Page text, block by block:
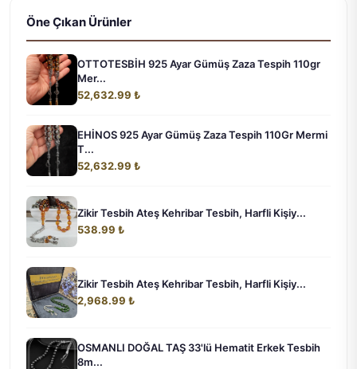
Öne Çıkan Ürünler
OTTOTESBİH 925 Ayar Gümüş Zaza Tespih 110gr
Mer...
52,632.99 ₺
EHİNOS 925 Ayar Gümüş Zaza Tespih 110Gr Mermi
T...
52,632.99 ₺
Zikir Tesbih Ateş Kehribar Tesbih, Harfli Kişiy...
538.99 ₺
Zikir Tesbih Ateş Kehribar Tesbih, Harfli Kişiy...
2,968.99 ₺
OSMANLI DOĞAL TAŞ 33'lü Hematit Erkek Tesbih
8m...